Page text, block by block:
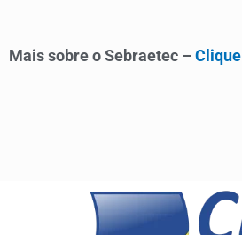
Mais sobre o Sebraetec –